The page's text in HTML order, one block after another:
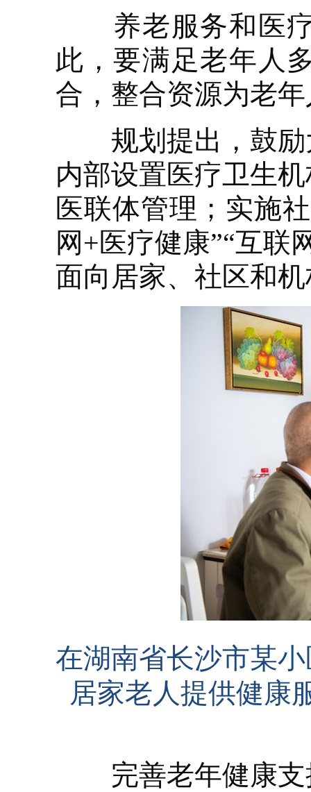
养老服务和医疗
此，要满足老年人
合，整合资源为老
规划提出，鼓励
内部设置医疗卫生
医联体管理；实施
网+医疗健康”“互联
面向居家、社区和
在湖南省长沙市某
居家老人提供健康
完善老年健康支